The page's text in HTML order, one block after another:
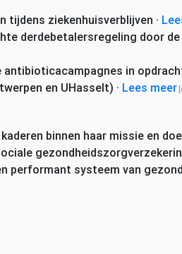
tijdens ziekenhuisverblijven ·
derdebetalersregeling door
in
en UHasselt) · Lees meer
binnen haar missie en
performant systeem van